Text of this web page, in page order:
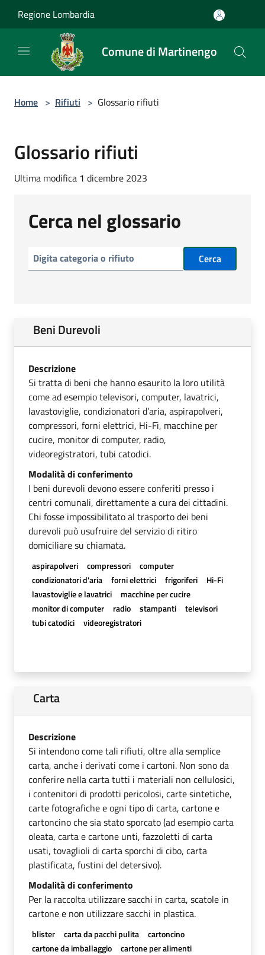
Regione Lombardia
Comune di Martinengo
Home > Rifiuti > Glossario rifiuti
Glossario rifiuti
Ultima modifica 1 dicembre 2023
Cerca nel glossario
Cerca
Beni Durevoli
Descrizione
Si tratta di beni che hanno esaurito la loro utilità
come ad esempio televisori, computer, lavatrici,
lavastoviglie, condizionatori d’aria, aspirapolveri,
compressori, forni elettrici, Hi-Fi, macchine per
cucire, monitor di computer, radio,
videoregistratori, tubi catodici.
Modalità di conferimento
I beni durevoli devono essere conferiti presso i
centri comunali, direttamente a cura dei cittadini.
Chi fosse impossibilitato al trasporto dei beni
durevoli può usufruire del servizio di ritiro
domiciliare su chiamata.
aspirapolveri compressori
computer
condizionatori d'aria
forni elettrici frigoriferi
Hi-Fi
lavastoviglie e lavatrici
macchine per cucire
monitor di computer
radio stampanti
televisori
tubi catodici
videoregistratori
Carta
Descrizione
Si intendono come tali rifiuti, oltre alla semplice
carta, anche i derivati come i cartoni. Non sono da
conferire nella carta tutti i materiali non cellulosici,
i contenitori di prodotti pericolosi, carte sintetiche,
carte fotografiche e ogni tipo di carta, cartone e
cartoncino che sia stato sporcato (ad esempio carta
oleata, carta e cartone unti, fazzoletti di carta
usati, tovaglioli di carta sporchi di cibo, carta
plastificata, fustini del detersivo).
Modalità di conferimento
Per la raccolta utilizzare sacchi in carta, scatole in
cartone e non utilizzare sacchi in plastica.
blister carta da pacchi pulita
cartoncino
cartone da imballaggio
cartone per alimenti